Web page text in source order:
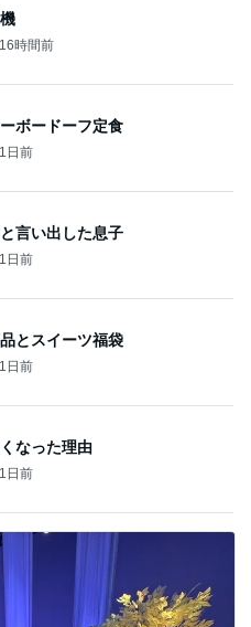
16時間前
ボードーフ定食
1日前
言い出した息子
1日前
とスイーツ福袋
1日前
なった理由
1日前